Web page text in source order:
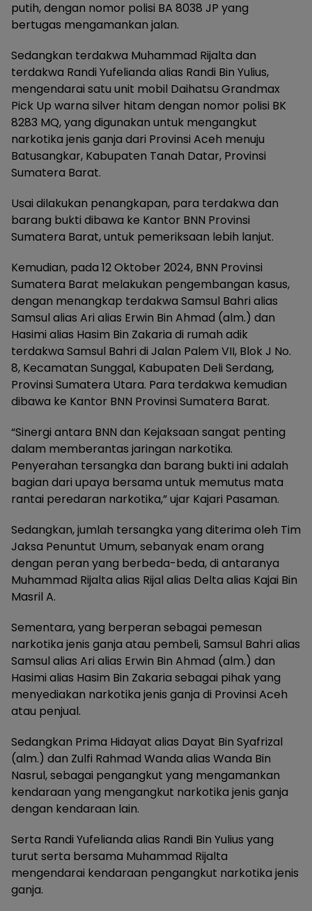
putih, dengan nomor polisi BA 8038 JP yang
bertugas mengamankan jalan.
Sedangkan terdakwa Muhammad Rijalta dan
terdakwa Randi Yufelianda alias Randi Bin Yulius,
mengendarai satu unit mobil Daihatsu Grandmax
Pick Up warna silver hitam dengan nomor polisi BK
8283 MQ, yang digunakan untuk mengangkut
narkotika jenis ganja dari Provinsi Aceh menuju
Batusangkar, Kabupaten Tanah Datar, Provinsi
Sumatera Barat.
Usai dilakukan penangkapan, para terdakwa dan
barang bukti dibawa ke Kantor BNN Provinsi
Sumatera Barat, untuk pemeriksaan lebih lanjut.
Kemudian, pada 12 Oktober 2024, BNN Provinsi
Sumatera Barat melakukan pengembangan kasus,
dengan menangkap terdakwa Samsul Bahri alias
Samsul alias Ari alias Erwin Bin Ahmad (alm.) dan
Hasimi alias Hasim Bin Zakaria di rumah adik
terdakwa Samsul Bahri di Jalan Palem VII, Blok J No.
8, Kecamatan Sunggal, Kabupaten Deli Serdang,
Provinsi Sumatera Utara. Para terdakwa kemudian
dibawa ke Kantor BNN Provinsi Sumatera Barat.
“Sinergi antara BNN dan Kejaksaan sangat penting
dalam memberantas jaringan narkotika.
Penyerahan tersangka dan barang bukti ini adalah
bagian dari upaya bersama untuk memutus mata
rantai peredaran narkotika,” ujar Kajari Pasaman.
Sedangkan, jumlah tersangka yang diterima oleh Tim
Jaksa Penuntut Umum, sebanyak enam orang
dengan peran yang berbeda-beda, di antaranya
Muhammad Rijalta alias Rijal alias Delta alias Kajai Bin
Masril A.
Sementara, yang berperan sebagai pemesan
narkotika jenis ganja atau pembeli, Samsul Bahri alias
Samsul alias Ari alias Erwin Bin Ahmad (alm.) dan
Hasimi alias Hasim Bin Zakaria sebagai pihak yang
menyediakan narkotika jenis ganja di Provinsi Aceh
atau penjual.
Sedangkan Prima Hidayat alias Dayat Bin Syafrizal
(alm.) dan Zulfi Rahmad Wanda alias Wanda Bin
Nasrul, sebagai pengangkut yang mengamankan
kendaraan yang mengangkut narkotika jenis ganja
dengan kendaraan lain.
Serta Randi Yufelianda alias Randi Bin Yulius yang
turut serta bersama Muhammad Rijalta
mengendarai kendaraan pengangkut narkotika jenis
ganja.